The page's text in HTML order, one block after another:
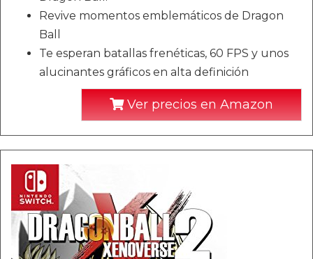
Revive momentos emblemáticos de Dragon
Ball
Te esperan batallas frenéticas, 60 FPS y unos
alucinantes gráficos en alta definición
Ver precios en Amazon